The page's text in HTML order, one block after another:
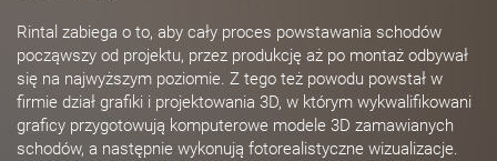
Rintal zabiega o to, aby cały proces powstawania schodów
począwszy od projektu, przez produkcję aż po montaż odbywał
się na najwyższym poziomie. Z tego też powodu powstał w
firmie dział grafiki i projektowania 3D, w którym wykwalifikowani
graficy przygotowują komputerowe modele 3D zamawianych
schodów, a następnie wykonują fotorealistyczne wizualizacje.